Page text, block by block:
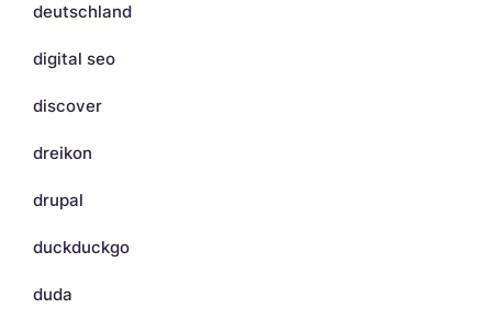
deutschland
digital seo
discover
dreikon
drupal
duckduckgo
duda